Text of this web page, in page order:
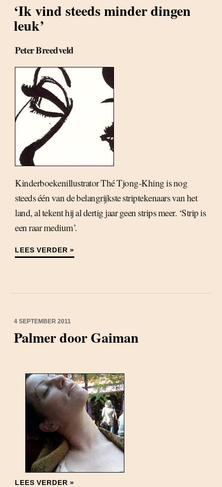
‘Ik vind steeds minder dingen
leuk’
Peter Breedveld
Kinderboekenillustrator Thé Tjong-Khing is nog
steeds één van de belangrijkste striptekenaars van het
land, al tekent hij al dertig jaar geen strips meer. ‘Strip is
een raar medium’.
LEES VERDER »
4 SEPTEMBER 2011
Palmer door Gaiman
LEES VERDER »